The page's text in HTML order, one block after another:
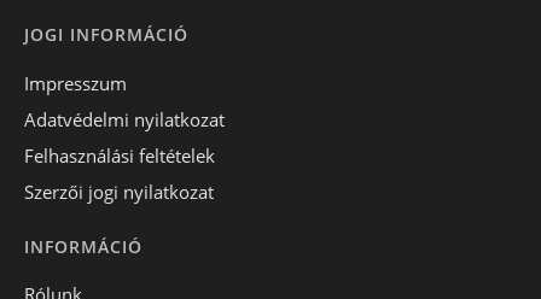
JOGI INFORMÁCIÓ
Impresszum
Adatvédelmi nyilatkozat
Felhasználási feltételek
Szerzői jogi nyilatkozat
INFORMÁCIÓ